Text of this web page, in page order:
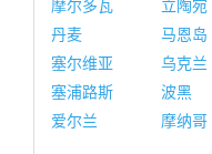
摩尔多瓦
立陶宛
丹麦
马恩岛
塞尔维亚
乌克兰
塞浦路斯
波黑
爱尔兰
摩纳哥